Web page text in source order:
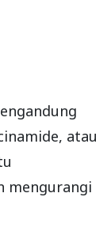
atau
mengurangi